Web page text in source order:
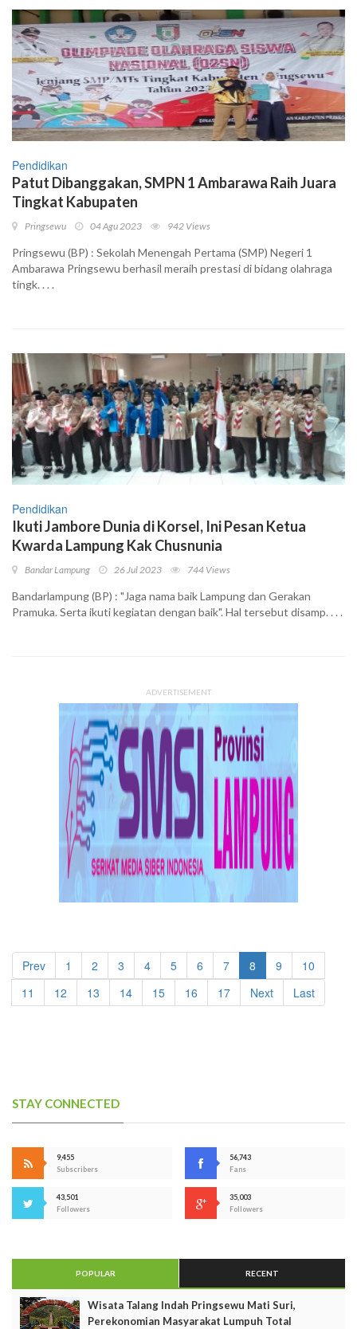
Pendidikan
Patut Dibanggakan, SMPN 1 Ambarawa Raih Juara
Tingkat Kabupaten
Pringsewu 04 Agu 2023 942 Views
Pringsewu (BP) : Sekolah Menengah Pertama (SMP) Negeri 1
Ambarawa Pringsewu berhasil meraih prestasi di bidang olahraga
tingk. . . .
Pendidikan
Ikuti Jambore Dunia di Korsel, Ini Pesan Ketua
Kwarda Lampung Kak Chusnunia
Bandar Lampung 26 Jul 2023 744 Views
Bandarlampung (BP) : "Jaga nama baik Lampung dan Gerakan
Pramuka. Serta ikuti kegiatan dengan baik". Hal tersebut disamp. . . .
ADVERTISEMENT
Prev 1 2 3 4 5 6 7 8 9
10
11
12 13 14 15 16 17 Next Last
STAY CONNECTED
9,455
Subscribers
56,743
Fans
43,501
Followers
35,003
Followers
POPULAR RECENT
Wisata Talang Indah Pringsewu Mati Suri,
Perekonomian Masyarakat Lumpuh Total